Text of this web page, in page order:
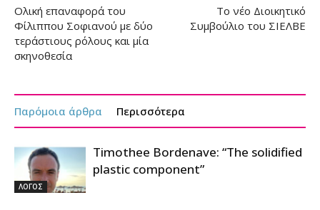
Ολική επαναφορά του
Φίλιππου Σοφιανού με δύο
τεράστιους ρόλους και μία
σκηνοθεσία
Το νέο Διοικητικό
Συμβούλιο του ΣΙΕΛΒΕ
Παρόμοια άρθρα Περισσότερα
ΛΟΓΟΣ
Timothee Bordenave: “The solidified
plastic component”